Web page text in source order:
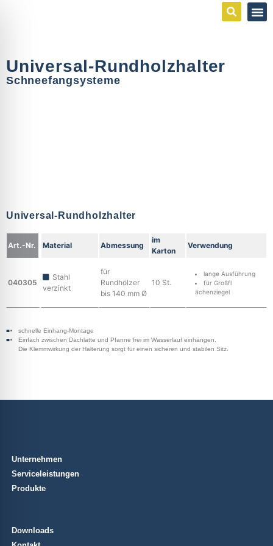
Universal-Rundholzhalter
Schneefangsysteme
Universal-Rundholzhalter
Art.-Nr. Material Abmessung
im
Karton
Verwendung
040305
Stahl
verzinkt
für
Rundhölzer
bis 140 mm Ø
10 St.
lange Ausführung
für Großfl
ächenziegel
schnelle Einhang-Montage
Einfach zwischen Dachlatte und Pfanne frei im Wasserlauf einhängen.
Die Klemmwirkung der Halterung sorgt für einen sicheren und stabilen Sitz.
Unternehmen
Serviceleistungen
Produkte
Downloads